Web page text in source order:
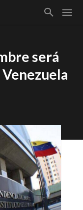
será